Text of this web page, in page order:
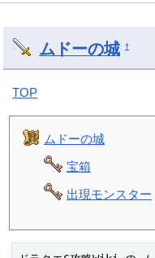
ムドーの城 †
TOP
ムドーの城
宝箱
出現モンスター